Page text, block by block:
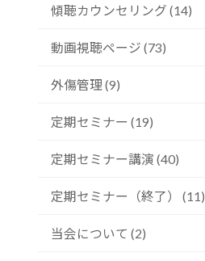
傾聴カウンセリング (14)
動画視聴ページ (73)
外傷管理 (9)
定期セミナー (19)
定期セミナー講演 (40)
定期セミナー（終了） (11)
当会について (2)